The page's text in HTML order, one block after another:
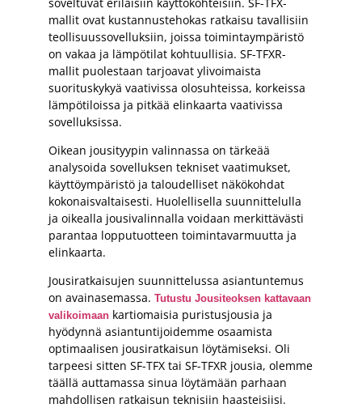
mallit ovat kustannustehokas ratkaisu tavallisiin
teollisuussovelluksiin, joissa toimintaympäristö
on vakaa ja lämpötilat kohtuullisia. SF-TFXR-
mallit puolestaan tarjoavat ylivoimaista
suorituskykyä vaativissa olosuhteissa, korkeissa
lämpötiloissa ja pitkää elinkaarta vaativissa
sovelluksissa.
Oikean jousityypin valinnassa on tärkeää
analysoida sovelluksen tekniset vaatimukset,
käyttöympäristö ja taloudelliset näkökohdat
kokonaisvaltaisesti. Huolellisella suunnittelulla
ja oikealla jousivalinnalla voidaan merkittävästi
parantaa lopputuotteen toimintavarmuutta ja
elinkaarta.
Jousiratkaisujen suunnittelussa asiantuntemus
on avainasemassa. Tutustu Jousiteoksen kattavaan
valikoimaan kartiomaisia puristusjousia ja
hyödynnä asiantuntijoidemme osaamista
optimaalisen jousiratkaisun löytämiseksi. Oli
tarpeesi sitten SF-TFX tai SF-TFXR jousia, olemme
täällä auttamassa sinua löytämään parhaan
mahdollisen ratkaisun teknisiin haasteisiisi.